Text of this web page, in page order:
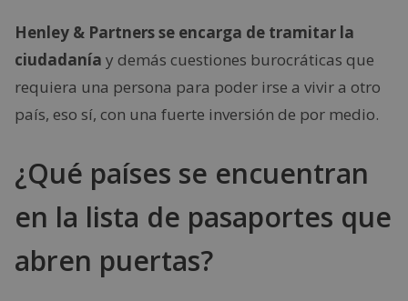
Henley & Partners se encarga de tramitar la
ciudadanía y demás cuestiones burocráticas que
requiera una persona para poder irse a vivir a otro
país, eso sí, con una fuerte inversión de por medio.
¿Qué países se encuentran
en la lista de pasaportes que
abren puertas?